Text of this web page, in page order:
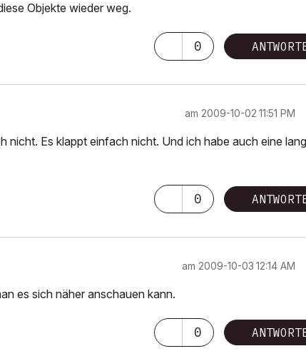
Objekte wieder weg.
0
am ‎2009-10-02 11:51 PM
Es klappt einfach nicht. Und ich habe auch eine
0
am ‎2009-10-03 12:14 AM
es sich näher anschauen kann.
0